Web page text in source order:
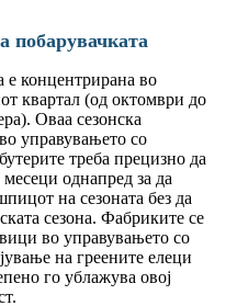
побарувачката
е концентрирана во
квартал (од октомври до
Оваа сезонска
управувањето со
треба прецизно да
месеци однапред за да
на сезоната без да
сезона. Фабриките се
во управувањето со
на греените елеци
го ублажува овој